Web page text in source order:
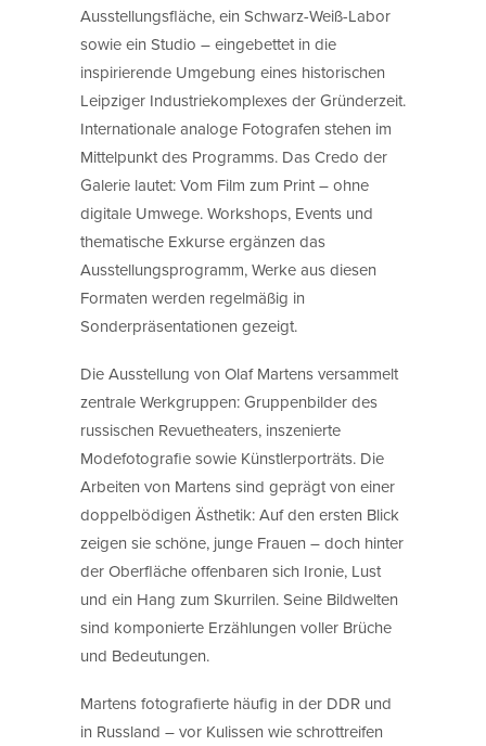
Ausstellungsfläche, ein Schwarz-Weiß-Labor
sowie ein Studio – eingebettet in die
inspirierende Umgebung eines historischen
Leipziger Industriekomplexes der Gründerzeit.
Internationale analoge Fotografen stehen im
Mittelpunkt des Programms. Das Credo der
Galerie lautet: Vom Film zum Print – ohne
digitale Umwege. Workshops, Events und
thematische Exkurse ergänzen das
Ausstellungsprogramm, Werke aus diesen
Formaten werden regelmäßig in
Sonderpräsentationen gezeigt.
Die Ausstellung von Olaf Martens versammelt
zentrale Werkgruppen: Gruppenbilder des
russischen Revuetheaters, inszenierte
Modefotografie sowie Künstlerporträts. Die
Arbeiten von Martens sind geprägt von einer
doppelbödigen Ästhetik: Auf den ersten Blick
zeigen sie schöne, junge Frauen – doch hinter
der Oberfläche offenbaren sich Ironie, Lust
und ein Hang zum Skurrilen. Seine Bildwelten
sind komponierte Erzählungen voller Brüche
und Bedeutungen.
Martens fotografierte häufig in der DDR und
in Russland – vor Kulissen wie schrottreifen